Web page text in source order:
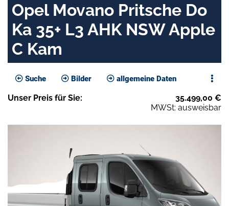
Opel Movano Pritsche Do
Ka 35+ L3 AHK NSW Apple
C Kam
Suche Bilder allgemeine Daten
Unser Preis für Sie: 35.499,00 €
MWSt: ausweisbar